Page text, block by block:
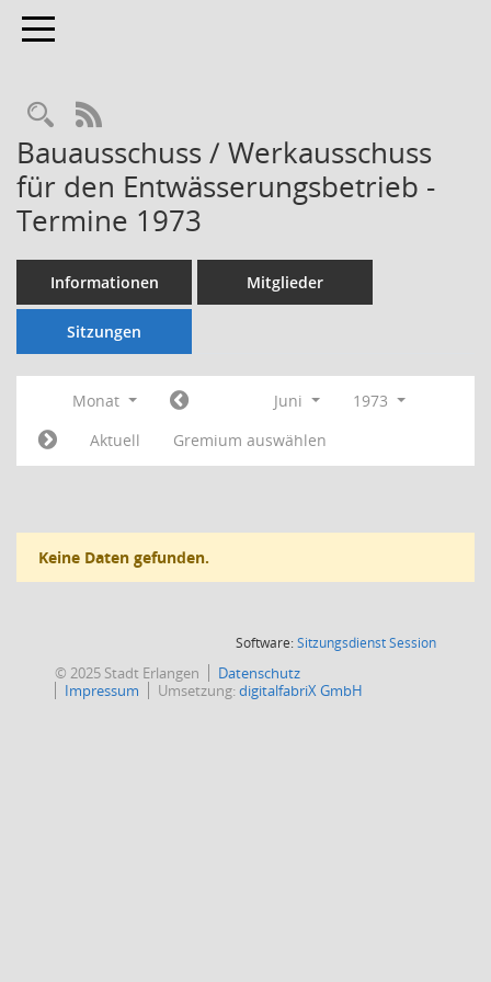
Toggle navigation
Rechercheauswahl
RSS-Feed
Bauausschuss / Werkausschuss
für den Entwässerungsbetrieb -
Termine 1973
Informationen Mitglieder
Sitzungen
Monat Juni
1973
Aktuell
Gremium auswählen
Keine Daten gefunden.
Software:SitzungsdienstSession(Wird in
© 2025 Stadt Erlangen
Datenschutz
Impressum
Umsetzung:digitalfabriX GmbH